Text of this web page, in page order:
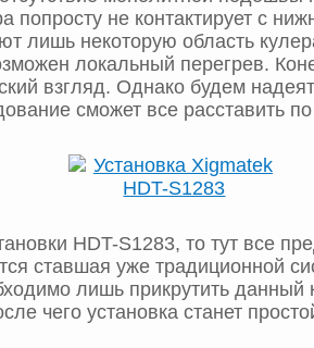
попросту не контактирует с
лишь некоторую область
локальный перегрев.
взгляд. Однако будем
сможет все расставить
HDT-S1283, то тут все
ставшая уже традиционной
лишь прикрутить данный
чего установка станет